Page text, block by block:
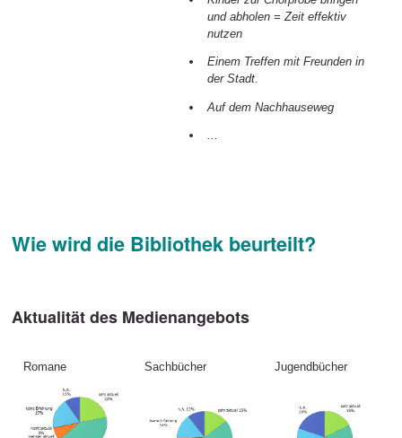
und abholen = Zeit effektiv
nutzen
Einem Treffen mit Freunden in
der Stadt.
Auf dem Nachhauseweg
...
Wie wird die Bibliothek beurteilt?
Aktualität des Medienangebots
Romane Sachbücher Jugendbücher